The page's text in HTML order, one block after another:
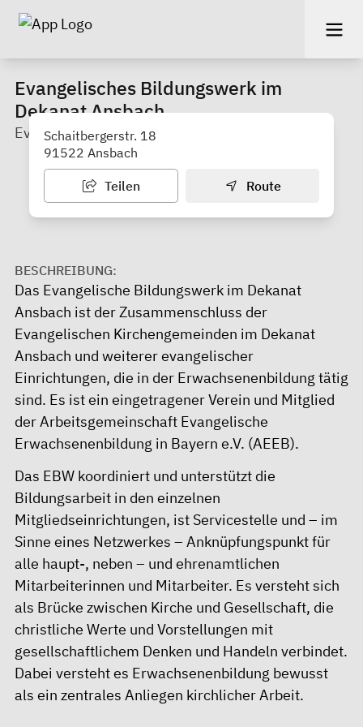
Evangelisches Bildungswerk im
Dekanat Ansbach
Evangelische Erwachsenenbildung EBW
Schaitbergerstr. 18
91522 Ansbach
Teilen Route
BESCHREIBUNG:
Das Evangelische Bildungswerk im Dekanat
Ansbach ist der Zusammenschluss der
Evangelischen Kirchengemeinden im Dekanat
Ansbach und weiterer evangelischer
Einrichtungen, die in der Erwachsenenbildung tätig
sind. Es ist ein eingetragener Verein und Mitglied
der Arbeitsgemeinschaft Evangelische
Erwachsenenbildung in Bayern e.V. (AEEB).
Das EBW koordiniert und unterstützt die
Bildungsarbeit in den einzelnen
Mitgliedseinrichtungen, ist Servicestelle und – im
Sinne eines Netzwerkes – Anknüpfungspunkt für
alle haupt-, neben – und ehrenamtlichen
Mitarbeiterinnen und Mitarbeiter. Es versteht sich
als Brücke zwischen Kirche und Gesellschaft, die
christliche Werte und Vorstellungen mit
gesellschaftlichem Denken und Handeln verbindet.
Dabei versteht es Erwachsenenbildung bewusst
als ein zentrales Anliegen kirchlicher Arbeit.